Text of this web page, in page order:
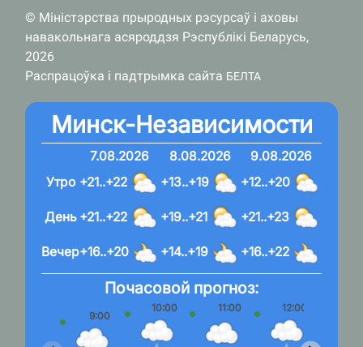
© Міністэрства прыродных рэсурсаў і аховы
навакольнага асяроддзя Рэспублікі Беларусь,
2026
Распрацоўка і падтрымка сайта БЕЛТА
Минск-Независимости
7.08.2026
+21..+22
+21..+22
+16..+20
8.08.2026
+13..+19
+19..+21
+14..+19
9.08.2026
+12..+20
+21..+23
+16..+22
Вечер
День
Утро
Почасовой прогноз:
9:00
10:00 11:00 12:00